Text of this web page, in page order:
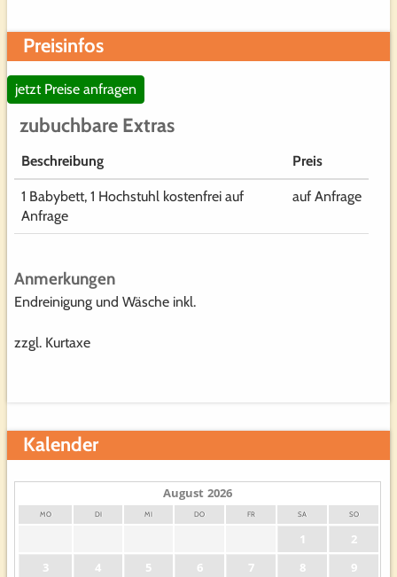
Preisinfos
jetzt Preise anfragen
zubuchbare Extras
Beschreibung Preis
1 Babybett, 1 Hochstuhl kostenfrei auf
Anfrage
auf Anfrage
Anmerkungen
Endreinigung und Wäsche inkl.
zzgl. Kurtaxe
Kalender
August 2026
MO DI MI DO FR SA SO
1
2
3
4 5 6 7 8
9